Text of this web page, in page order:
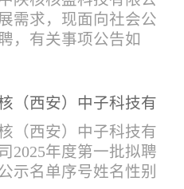
需求，现面向社会公
，有关事项公告如
：面向社会招聘，同
下集团内部员工优
2）应届生招聘：国家
统一招收的全日制院
毕业生，重点院校应
（西安）中子科技有
2025年度第一批拟聘
示名单
（西安）中子科技有
2025年度第一批拟聘
示名单序号姓名性别